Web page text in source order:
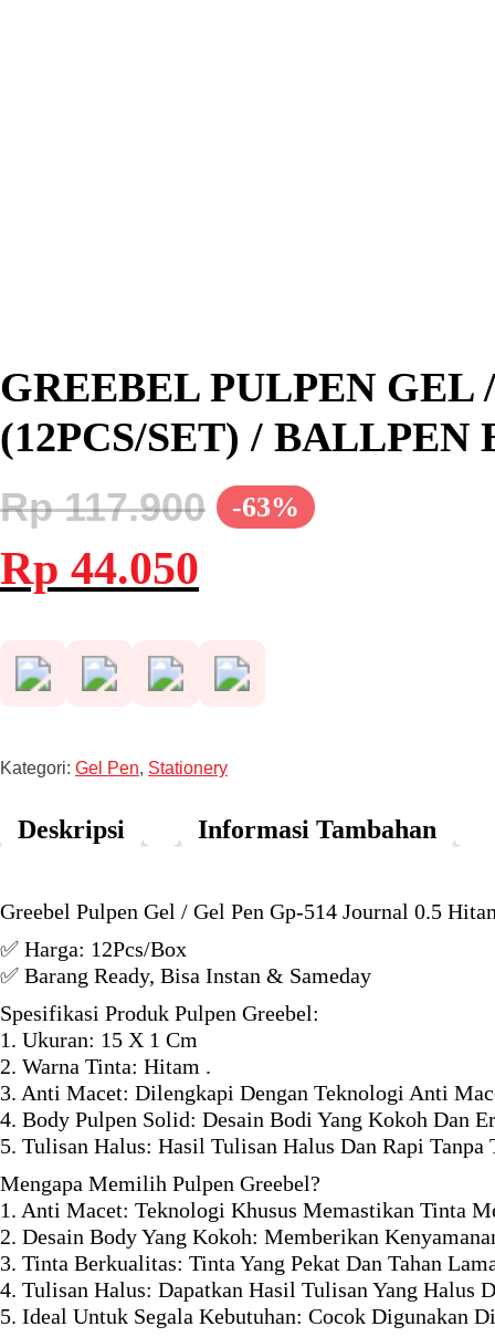
GREEBEL PULPEN GEL
(12PCS/SET) /
-63%
Rp117.900
Harga
aslinya
adalah:
Rp 44.050ini
Kategori: Gel Pen, Stationery
Deskripsi Informasi Tambahan
Greebel Pulpen Gel / Gel Pen Gp-514 Journal 0.5
✅ Harga: 12Pcs/Box
✅ Barang Ready, Bisa Instan & Sameday
Spesifikasi Produk Pulpen Greebel:
1. Ukuran: 15 X 1 Cm
2. Warna Tinta: Hitam .
3. Anti Macet: Dilengkapi Dengan Teknologi Anti
4. Body Pulpen Solid: Desain Bodi Yang Kokoh Dan
5. Tulisan Halus: Hasil Tulisan Halus Dan Rapi
Mengapa Memilih Pulpen Greebel?
1. Anti Macet: Teknologi Khusus Memastikan Tinta
2. Desain Body Yang Kokoh: Memberikan
3. Tinta Berkualitas: Tinta Yang Pekat Dan Tahan
4. Tulisan Halus: Dapatkan Hasil Tulisan Yang Halus
5. Ideal Untuk Segala Kebutuhan: Cocok Digunakan